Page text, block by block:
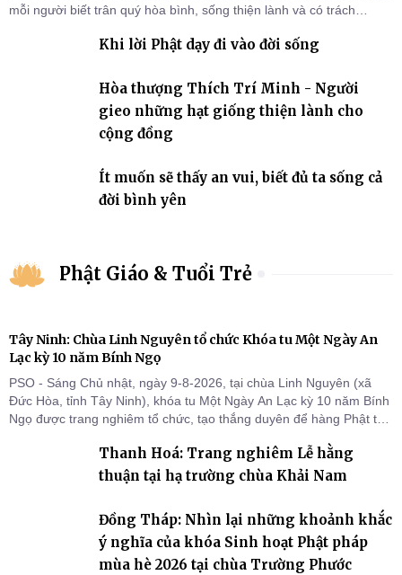
mỗi người biết trân quý hòa bình, sống thiện lành và có trách
Khi lời Phật dạy đi vào đời sống
Hòa thượng Thích Trí Minh - Người
gieo những hạt giống thiện lành cho
cộng đồng
Ít muốn sẽ thấy an vui, biết đủ ta sống cả
đời bình yên
Phật Giáo & Tuổi Trẻ
Tây Ninh: Chùa Linh Nguyên tổ chức Khóa tu Một Ngày An
Lạc kỳ 10 năm Bính Ngọ
PSO - Sáng Chủ nhật, ngày 9-8-2026, tại chùa Linh Nguyên (xã
Đức Hòa, tỉnh Tây Ninh), khóa tu Một Ngày An Lạc kỳ 10 năm Bính
Ngọ được trang nghiêm tổ chức, tạo thắng duyên để hàng Phật tử
đời sống thiện lành.Thanh Hoá: Trang nghiêm Lễ hằng
thuận tại hạ trường chùa Khải Nam
Đồng Tháp: Nhìn lại những khoảnh khắc
ý nghĩa của khóa Sinh hoạt Phật pháp
mùa hè 2026 tại chùa Trường Phước